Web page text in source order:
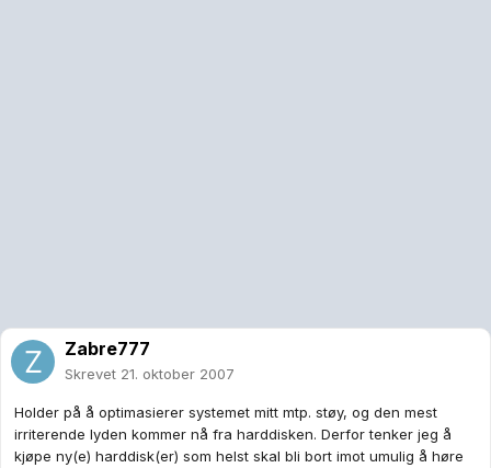
Zabre777
Skrevet 21. oktober 2007
Holder på å optimasierer systemet mitt mtp. støy, og den mest
irriterende lyden kommer nå fra harddisken. Derfor tenker jeg å
kjøpe ny(e) harddisk(er) som helst skal bli bort imot umulig å høre